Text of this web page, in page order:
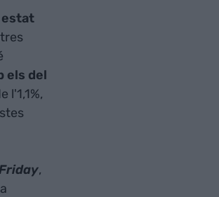
estat
els del
l'1,1%,
,